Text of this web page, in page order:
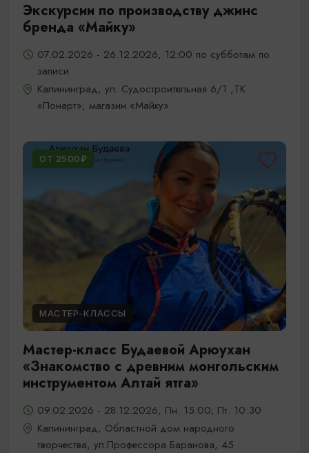
Экскурсии по производству джинс
бренда «Майку»
07.02.2026 - 26.12.2026, 12:00 по субботам по
записи
Калининград, ул. Судостроительная 6/1 ,ТК
«Понарт», магазин «Майку»
ОТ 2500₽
МАСТЕР-КЛАССЫ
Мастер-класс Будаевой Арюухан
«Знакомство с древним монгольским
инструментом Алтай ятга»
09.02.2026 - 28.12.2026, Пн. 15:00; Пт. 10:30
Калининград, Областной дом народного
творчества, ул.Профессора Баранова, 45